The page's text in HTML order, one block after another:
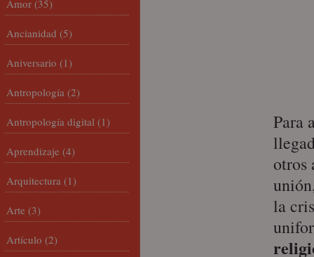
Para
otros
la
Amor (35)
Ancianidad (5)
Aniversario (1)
Antropología (2)
Antropología digital (1)
Aprendizaje (4)
Arquitectura (1)
Arte (3)
Artículo (2)